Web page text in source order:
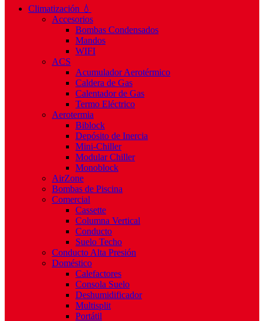
Climatización 💧
Accesorios
Bombas Condensados
Mandos
WIFI
ACS
Acumulador Aerotérmico
Caldera de Gas
Calentador de Gas
Termo Eléctrico
Aerotermia
Biblock
Depósito de Inercia
Mini-Chiller
Modular Chiller
Monoblock
AirZone
Bombas de Piscina
Comercial
Cassette
Columna Vertical
Conducto
Suelo Techo
Conducto Alta Presión
Doméstico
Calefactores
Consola Suelo
Deshumidificador
Multisplit
Portátil